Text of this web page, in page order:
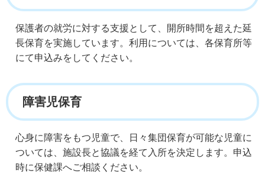
保護者の就労に対する支援として、開所時間を超えた延
長保育を実施しています。利用については、各保育所等
にて申込みをしてください。
障害児保育
心身に障害をもつ児童で、日々集団保育が可能な児童に
ついては、施設長と協議を経て入所を決定します。申込
時に保健課へご相談ください。